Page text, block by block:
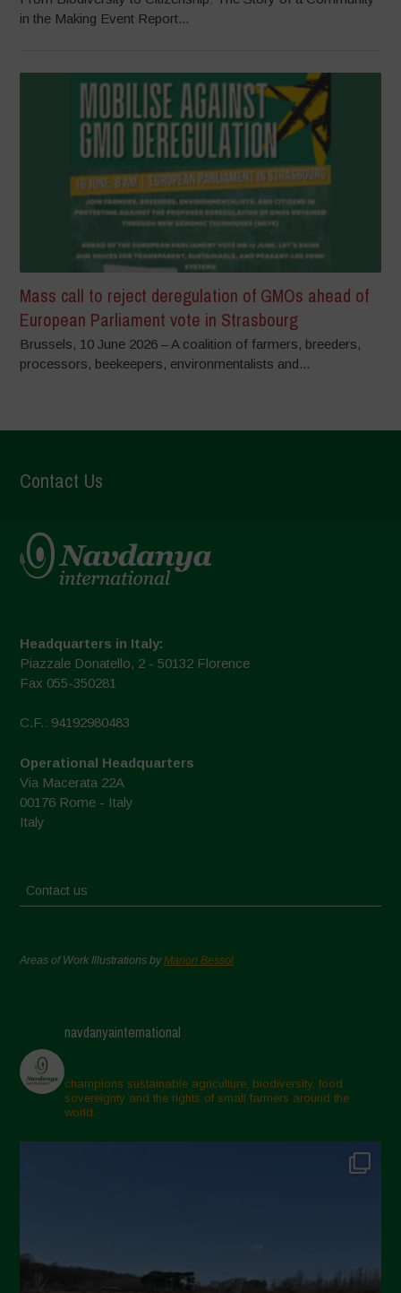
in the Making Event Report...
Mass call to reject deregulation of GMOs ahead of
European Parliament vote in Strasbourg
Brussels, 10 June 2026 – A coalition of farmers, breeders,
processors, beekeepers, environmentalists and...
Contact Us
Headquarters in Italy:
Piazzale Donatello, 2 - 50132 Florence
Fax 055-350281
C.F.: 94192980483
Operational Headquarters
Via Macerata 22A
00176 Rome - Italy
Italy
Contact us
Areas of Work Illustrations byMarion Bessol
navdanyainternational
champions sustainable agriculture, biodiversity, food
sovereignty and the rights of small farmers around the
world.